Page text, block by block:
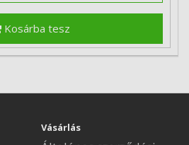
Kosárba tesz
Vásárlás